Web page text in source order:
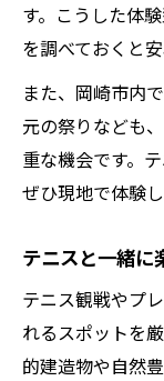
す。こうした体
を調べておくと安
また、岡崎市内
元の祭りなども
重な機会です。
ぜひ現地で体験
テニスと一緒に
テニス観戦やプ
れるスポットを
的建造物や自然